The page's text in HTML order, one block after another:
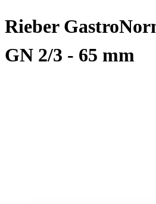
Rieber
GN 2/3 - 65 mm